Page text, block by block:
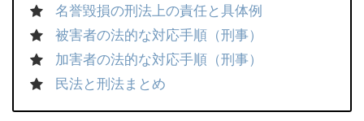
名誉毀損の刑法上の責任と具体例
被害者の法的な対応手順（刑事）
加害者の法的な対応手順（刑事）
民法と刑法まとめ